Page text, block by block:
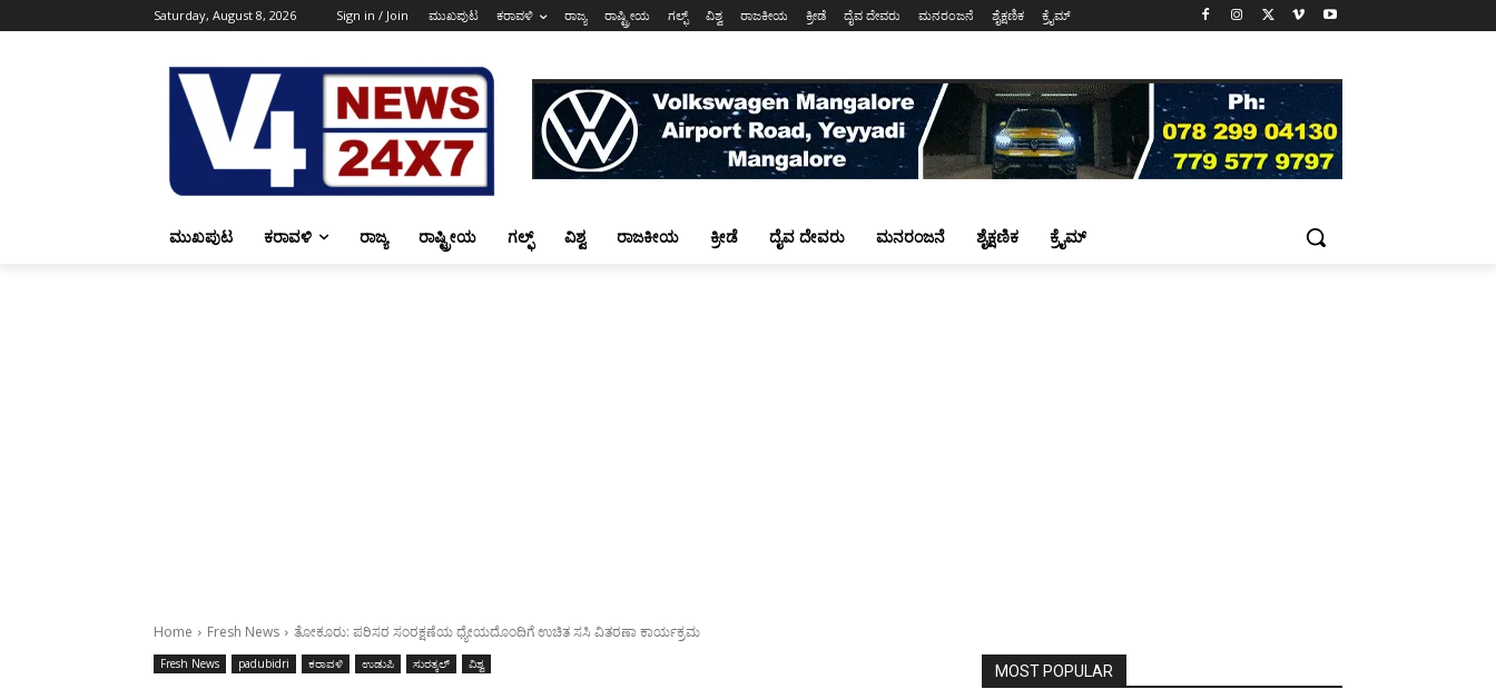
Saturday, August 8, 2026 Sign in / Join ಮುಖಪುಟ ಕರಾವಳಿ ರಾಜ್ಯ ರಾಷ್ಟ್ರೀಯ ಗಲ್ಫ್ ವಿಶ್ವ ರಾಜಕೀಯ ಕ್ರೀಡೆ ದೈವ ದೇವರು ಮನರಂಜನೆ ಶೈಕ್ಷಣಿಕ ಕ್ರೈಮ್
ಮುಖಪುಟ ಕರಾವಳಿ ರಾಜ್ಯ ರಾಷ್ಟ್ರೀಯ ಗಲ್ಫ್ ವಿಶ್ವ ರಾಜಕೀಯ ಕ್ರೀಡೆ ದೈವ ದೇವರು ಮನರಂಜನೆ ಶೈಕ್ಷಣಿಕ ಕ್ರೈಮ್
Home Fresh News ತೋಕೂರು: ಪರಿಸರ ಸಂರಕ್ಷಣೆಯ ಧ್ಯೇಯದೊಂದಿಗೆ ಉಚಿತ ಸಸಿ ವಿತರಣಾ ಕಾರ್ಯಕ್ರಮ
Fresh News padubidri ಕರಾವಳಿ ಉಡುಪಿ ಸುರತ್ಕಲ್ ವಿಶ್ವ MOST POPULAR